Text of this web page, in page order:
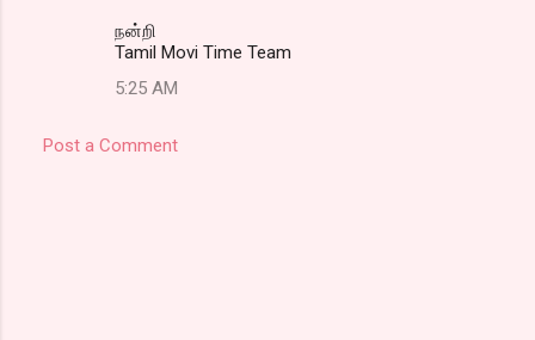
நன்றி
Tamil Movi Time Team
5:25 AM
Post a Comment